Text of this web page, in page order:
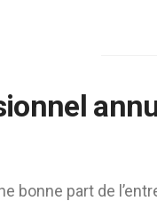
bonne part de